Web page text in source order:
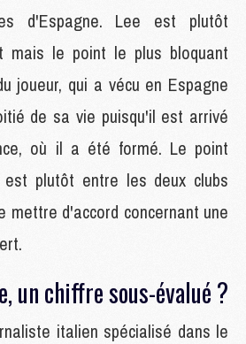
d'Espagne. Lee est plutôt
mais le point le plus bloquant
joueur, qui a vécu en Espagne
de sa vie puisqu'il est arrivé
où il a été formé. Le point
plutôt entre les deux clubs
mettre d'accord concernant une
un chiffre sous-évalué ?
italien spécialisé dans le